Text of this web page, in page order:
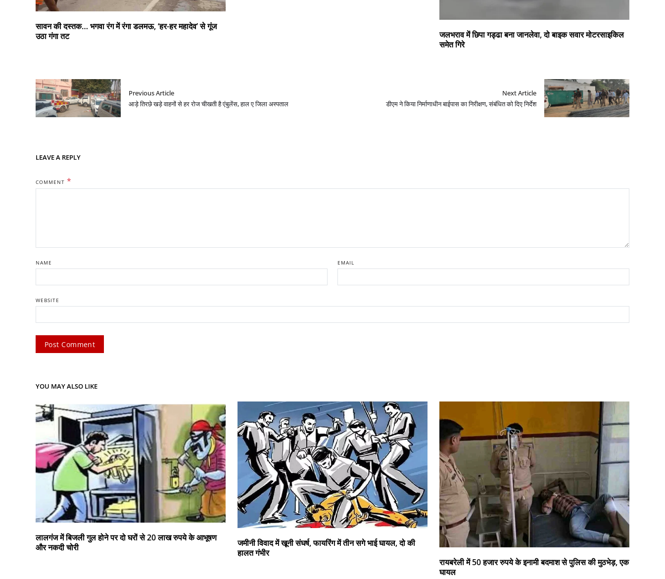
सावन की दस्तक… भगवा रंग में रंगा डलमऊ, ‘हर-हर महादेव’ से गूंज
उठा गंगा तट
जलभराव में छिपा गड्ढा बना जानलेवा, दो बाइक सवार मोटरसाइकिल
समेत गिरे
Previous Article
आड़े तिरछे खड़े वाहनों से हर रोज चीखती है एंबुलेंस, हाल ए जिला अस्पताल
Next Article
डीएम ने किया निर्माणाधीन बाईपास का निरीक्षण, संबंधित को दिए निर्देश
LEAVE A REPLY
COMMENT *
NAME EMAIL
WEBSITE
YOU MAY ALSO LIKE
लालगंज में बिजली गुल होने पर दो घरों से 20 लाख रुपये के आभूषण
और नकदी चोरी
जमीनी विवाद में खूनी संघर्ष, फायरिंग में तीन सगे भाई घायल, दो की
हालत गंभीर
रायबरेली में 50 हजार रुपये के इनामी बदमाश से पुलिस की मुठभेड़, एक
घायल